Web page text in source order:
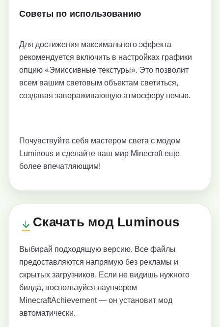
Советы по использованию
Для достижения максимального эффекта
рекомендуется включить в настройках графики
опцию «Эмиссивные текстуры». Это позволит
всем вашим световым объектам светиться,
создавая завораживающую атмосферу ночью.
Почувствуйте себя мастером света с модом
Luminous и сделайте ваш мир Minecraft еще
более впечатляющим!
Скачать мод Luminous
Выбирай подходящую версию. Все файлы
предоставляются напрямую без рекламы и
скрытых загрузчиков. Если не видишь нужного
билда, воспользуйся лаунчером
MinecraftAchievement — он установит мод
автоматически.